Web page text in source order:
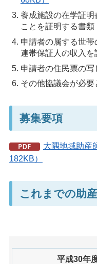
養成施設の在学証
ことを証明する書類
申請者の属する世
連帯保証人の収入
申請者の住民票の写
その他協議会が必要
募集要項
大隅地域助産
182KB）
これまでの助
平成30年